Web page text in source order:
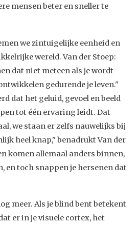
mensen beter en sneller te
we zintuigelijke eenheid en
wereld. Van der Stoep:
dat niet meteen als je wordt
gedurende je leven."
dat het geluid, gevoel en beeld
tot één ervaring leidt. Dat
we staan er zelfs nauwelijks bij
heel knap," benadrukt Van der
komen allemaal anders binnen,
en toch snappen je hersenen dat
meer. Als je blind bent betekent
er in je visuele cortex, het